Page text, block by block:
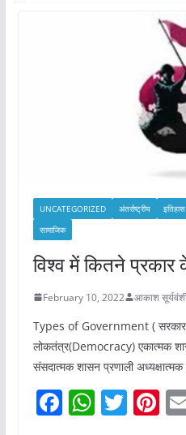
UNCATEGORIZED अंतर्राष्ट्रीय इतिहास
सामाजिक
विश्व में कितने
February 10, 2022 आकाश
Types of Government ( सरकार
लोकतंत्र(Democracy) एकात्मक
संसदात्मक शासन प्रणाली
F W T Pi